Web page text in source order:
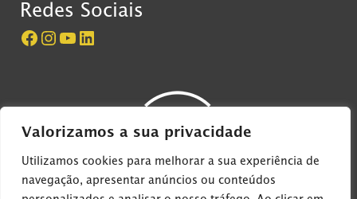
Valorizamos a sua privacidade
Utilizamos cookies para melhorar a sua experiência de
navegação, apresentar anúncios ou conteúdos
Redes Sociais
Página do Castelo de São Jorge no Facebook
Perfil do Castelo de São Jorge no Instagram
Canal do Castelo de São Jorge no YouTube
LinkedIn